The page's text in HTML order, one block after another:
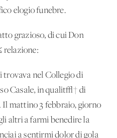
elogio funebre.
grazioso, di cui Don
relazione:
trovava nel Collegio di
Casale, in qualit√† di
Il mattino 3 febbraio, giorno
altri a farmi benedire la
a sentirmi dolor di gola